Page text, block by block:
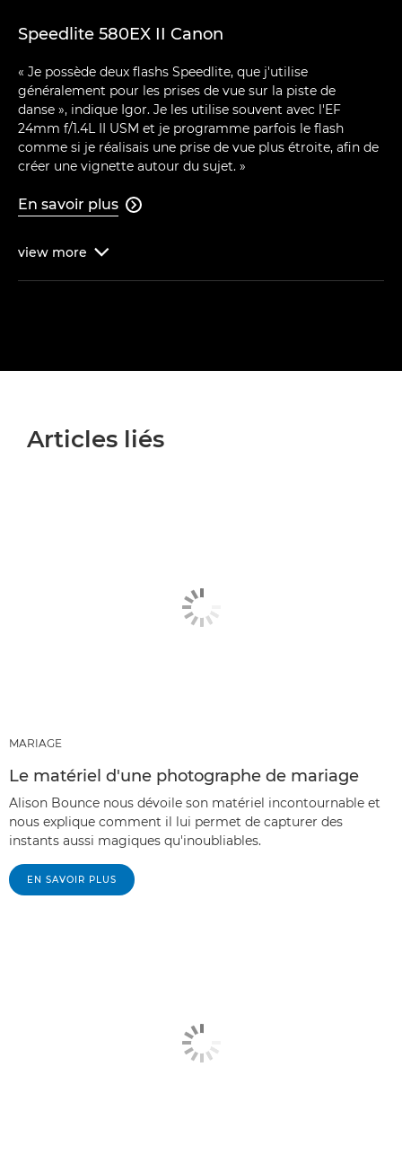
Speedlite 580EX II Canon
« Je possède deux flashs Speedlite, que j'utilise
généralement pour les prises de vue sur la piste de
danse », indique Igor. Je les utilise souvent avec l'EF
24mm f/1.4L II USM et je programme parfois le flash
comme si je réalisais une prise de vue plus étroite, afin de
créer une vignette autour du sujet. »
En savoir plus 
view more 
Articles liés
MARIAGE
Le matériel d'une photographe de mariage
Alison Bounce nous dévoile son matériel incontournable et
nous explique comment il lui permet de capturer des
instants aussi magiques qu'inoubliables.
EN SAVOIR PLUS